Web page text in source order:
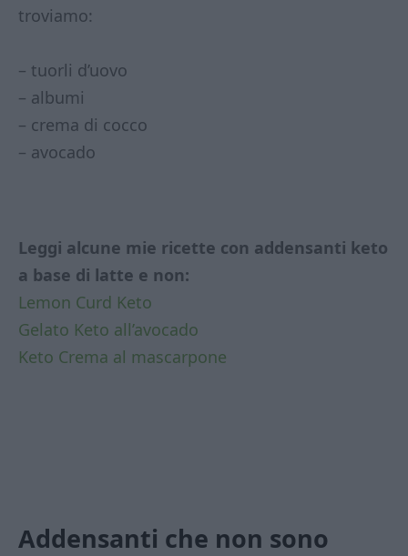
troviamo:
– tuorli d’uovo
– albumi
– crema di cocco
– avocado
Leggi alcune mie ricette con addensanti keto
a base di latte e non:
Lemon Curd Keto
Gelato Keto all’avocado
Keto Crema al mascarpone
Addensanti che non sono